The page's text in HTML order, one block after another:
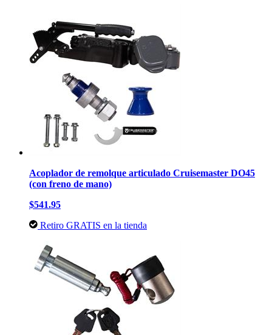
Acoplador de remolque articulado Cruisemaster DO45
(con freno de mano)
$541.95
Retiro GRATIS en la tienda